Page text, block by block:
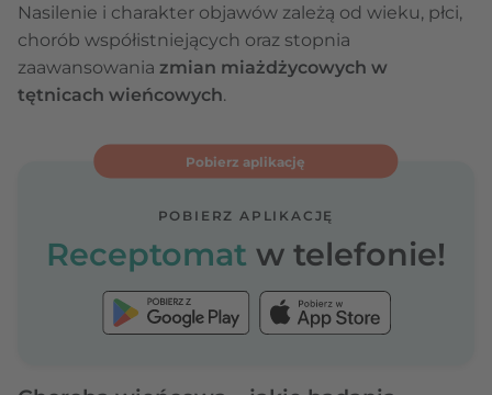
Nasilenie i charakter objawów zależą od wieku, płci,
chorób współistniejących oraz stopnia
zaawansowania zmian miażdżycowych w
tętnicach wieńcowych.
Pobierz aplikację
POBIERZ APLIKACJĘ
Receptomat w telefonie!